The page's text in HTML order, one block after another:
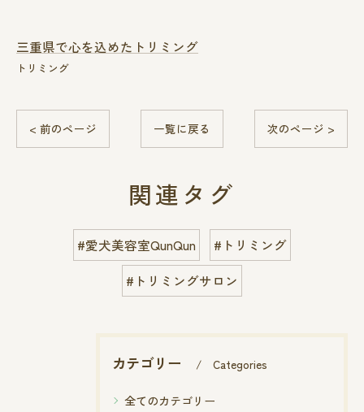
三重県で心を込めたトリミング
トリミング
< 前のページ 一覧に戻る 次のページ >
関連タグ
#愛犬美容室QunQun
#トリミング
#トリミングサロン
カテゴリー Categories
全てのカテゴリー